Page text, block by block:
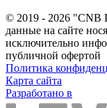
© 2019 - 2026 "CNB
данные на сайте
исключительно
публичной офертой
Политика
Карта сайта
Разработано в